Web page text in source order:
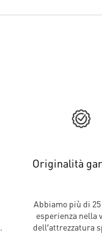
Originalità
Abbiamo più di
esperienza nella
dell′attrezzatura